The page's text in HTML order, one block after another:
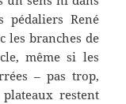
pédaliers René
les branches de
même si les
– pas trop,
restent